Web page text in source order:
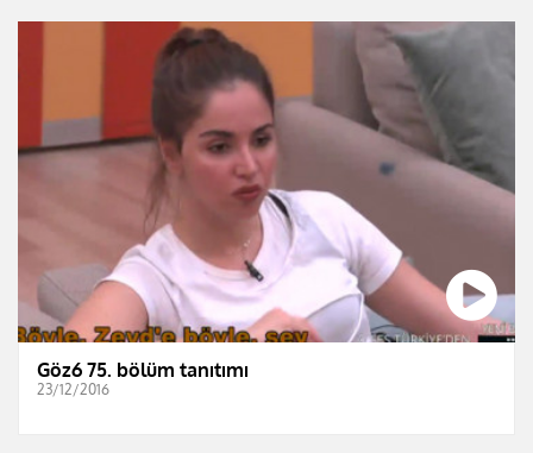
Göz6 75. bölüm tanıtımı
23/12/2016